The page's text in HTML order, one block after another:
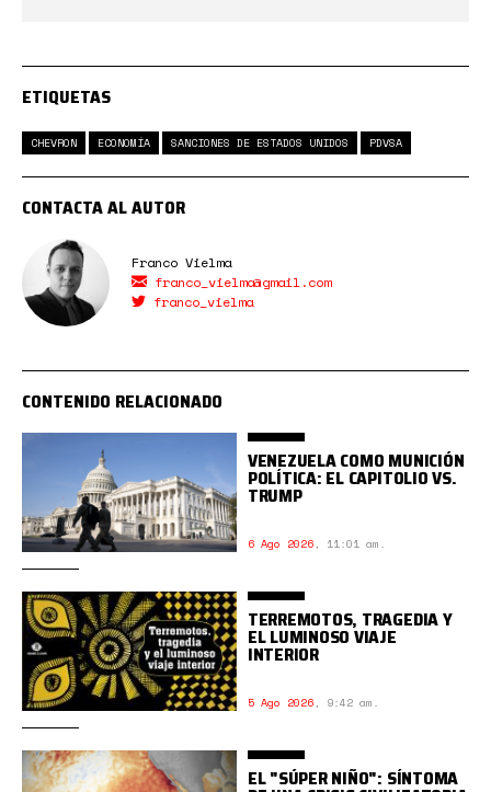
ETIQUETAS
CHEVRON ECONOMÍA SANCIONES DE ESTADOS UNIDOS PDVSA
CONTACTA AL AUTOR
Franco Vielma
franco_vielma@gmail.com
franco_vielma
CONTENIDO RELACIONADO
VENEZUELA COMO MUNICIÓN
POLÍTICA: EL CAPITOLIO VS.
TRUMP
6 Ago 2026, 11:01 am.
TERREMOTOS, TRAGEDIA Y
EL LUMINOSO VIAJE
INTERIOR
5 Ago 2026, 9:42 am.
EL "SÚPER NIÑO": SÍNTOMA